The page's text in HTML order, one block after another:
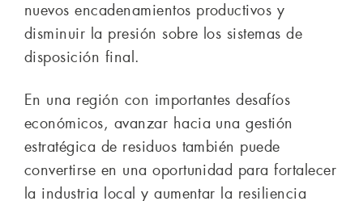
nuevos encadenamientos productivos y
disminuir la presión sobre los sistemas de
disposición final.
En una región con importantes desafíos
económicos, avanzar hacia una gestión
estratégica de residuos también puede
convertirse en una oportunidad para fortalecer
la industria local y aumentar la resiliencia